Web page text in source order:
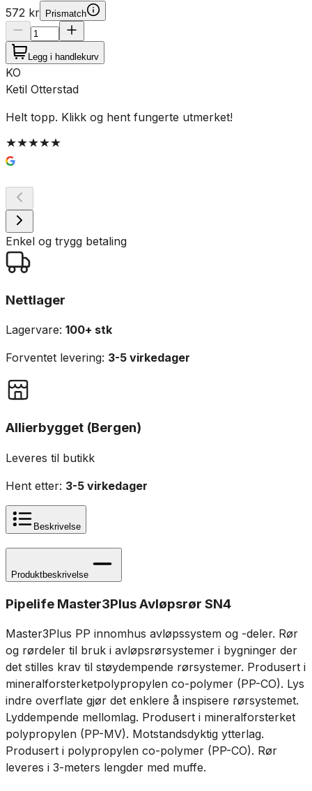
572 kr
Prismatch
Legg i handlekurv
KO
Ketil Otterstad
Helt topp. Klikk og hent fungerte utmerket!
Enkel og trygg betaling
Nettlager
Lagervare: 100+ stk
Forventet levering: 3-5 virkedager
Allierbygget (Bergen)
Leveres til butikk
Hent etter: 3-5 virkedager
Beskrivelse
Produktbeskrivelse
Pipelife Master3Plus Avløpsrør SN4
Master3Plus PP innomhus avløpssystem og -deler. Rør
og rørdeler til bruk i avløpsrørsystemer i bygninger der
det stilles krav til støydempende rørsystemer. Produsert i
mineralforsterketpolypropylen co-polymer (PP-CO). Lys
indre overflate gjør det enklere å inspisere rørsystemet.
Lyddempende mellomlag. Produsert i mineralforsterket
polypropylen (PP-MV). Motstandsdyktig ytterlag.
Produsert i polypropylen co-polymer (PP-CO). Rør
leveres i 3-meters lengder med muffe.